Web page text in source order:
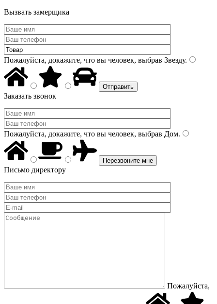
Вызвать замерщика
Пожалуйста, докажите, что вы человек, выбрав Звезду.
Заказать звонок
Пожалуйста, докажите, что вы человек, выбрав Дом.
Письмо директору
Пожалуйста,